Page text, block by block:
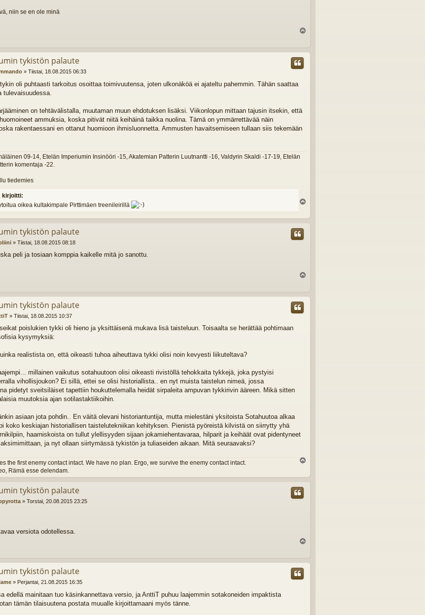
niin se en ole minä
s
tykistön palaute
» Tiistai, 18.08.2015 06:33
oli puhtaasti tarkoitus osoittaa toimivuutensa, joten ulkonäköä ei ajateltu pahemmin. Tähän saattaa
tulevaisuudessa.
on tehtävälistalla, muutaman muun ehdotuksen lisäksi. Viikonlopun mittaan tajusin itsekin, että
ammuksia, koska pitivät niitä keihäinä taikka nuolina. Tämä on ymmärrettävää näin
rakentaessani en ottanut huomioon ihmisluonnetta. Ammusten havaitsemiseen tullaan siis tekemään
09-14, Etelän Imperiumin Insinööri -15, Akatemian Patterin Luutnantti -16, Valdyrin Skaldi -17-19, Etelän
komentaja -22.
tiedemies
kirjoitti:
oikea kultakimpale Pirttimäen treenileirillä
ö
s
tykistön palaute
» Tiistai, 18.08.2015 08:18
peli ja tosiaan komppia kaikelle mitä jo sanottu.
s
tykistön palaute
» Tiistai, 18.08.2015 10:37
poislukien tykki oli hieno ja yksittäisenä mukava lisä taisteluun. Toisaalta se herättää pohtimaan
kysymyksiä:
realistista on, että oikeasti tuhoa aiheuttava tykki olisi noin kevyesti liikuteltava?
millainen vaikutus sotahuutoon olisi oikeasti rivistöllä tehokkaita tykkejä, joka pystyisi
vihollisjoukon? Ei sillä, ettei se olisi historiallista.. en nyt muista taistelun nimeä, jossa
pidetyt sveitsiläiset tapettiin houkuttelemalla heidät sirpaleita ampuvan tykkirivin ääreen. Mikä sitten
muutoksia ajan sotilastaktiikoihin.
asiaan jota pohdin.. En väitä olevani historiantuntija, mutta mielestäni yksitoista Sotahuutoa alkaa
koko keskiajan historiallisen taistelutekniikan kehityksen. Pienistä pyöreistä kilvistä on siirrytty yhä
haarniskoista on tullut ylellisyyden sijaan jokamiehentavaraa, hilparit ja keihäät ovat pidentyneet
ja nyt ollaan siirtymässä tykistön ja tuliaseiden aikaan. Mitä seuraavaksi?
the first enemy contact intact. We have no plan. Ergo, we survive the enemy contact intact.
Rämä esse delendam.
ö
s
tykistön palaute
» Torstai, 20.08.2015 23:25
versiota odotellessa.
s
tykistön palaute
» Perjantai, 21.08.2015 16:35
edellä mainitaan tuo käsinkannettava versio, ja AnttiT puhuu laajemmin sotakoneiden impaktista
tämän tilaisuutena postata muualle kirjoittamaani myös tänne.